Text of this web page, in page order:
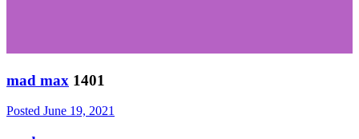
mad max 1401
Posted June 19, 2021